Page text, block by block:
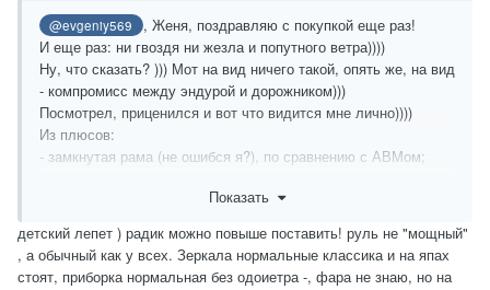
@evgeniy569
, Женя, поздравляю с покупкой еще раз!
И еще раз: ни гвоздя ни жезла и попутного ветра))))
Ну, что сказать? ))) Мот на вид ничего такой, опять же, на вид
- компромисс между эндурой и дорожником)))
Посмотрел, приценился и вот что видится мне лично))))
Из плюсов:
- замкнутая рама (не ошибся я?), по сравнению с АВМом;
камнями и прочим, безусловный плюсище!)));
охлаждение должно быть хорошим, поставлен достаточно
высоко, повредить не так просто;
Показать
детский лепет ) радик можно повыше поставить! руль не "мощный"
, а обычный как у всех. Зеркала нормальные классика и на япах
стоят, приборка нормальная без одоиетра -, фара не знаю, но на